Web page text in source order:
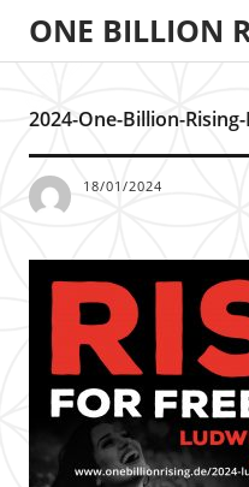
ONE BILLION
2024-One-Billion-
18/01/2024